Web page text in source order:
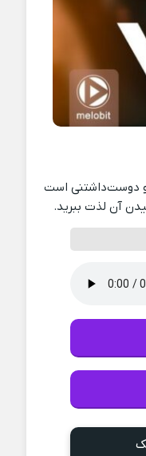
دوست‌داشتنی است
آن لذت ببرید.